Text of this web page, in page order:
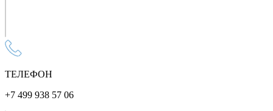
ТЕЛЕФОН
+7 499 938 57 06